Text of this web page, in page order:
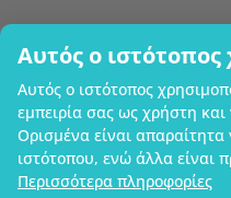
Αυτός ο ιστότοπος
Αυτός ο ιστότοπος
εμπειρία σας ως χρήστη
Ορισμένα είναι
ιστότοπου, ενώ άλλα είναι
Περισσότερα πληροφορίες